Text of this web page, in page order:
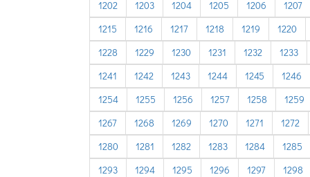
1202
1203 1204 1205 1206
1207
1215
1216 1217 1218 1219
1220
1228
1229 1230 1231 1232
1233
1241
1242 1243 1244 1245
1246
1254
1255 1256 1257 1258
1259
1267
1268 1269 1270 1271
1272
1280
1281 1282 1283 1284
1285
1293
1294 1295 1296 1297
1298